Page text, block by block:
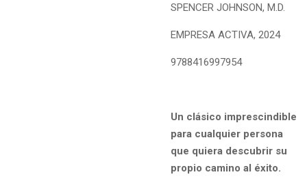
SPENCER JOHNSON, M.D.
EMPRESA ACTIVA, 2024
9788416997954
Un clásico imprescindible
para cualquier persona
que quiera descubrir su
propio camino al éxito.